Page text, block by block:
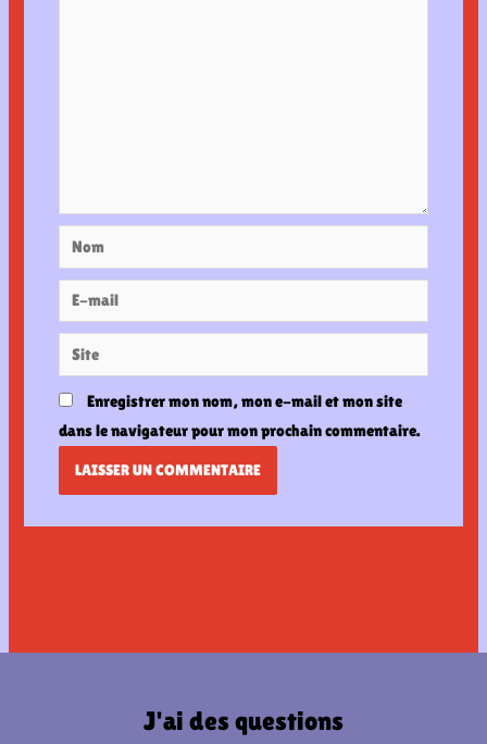
Nom
E-
mail
Site
Enregistrer mon nom, mon e-mail et mon site
dans le navigateur pour mon prochain commentaire.
J'ai des questions